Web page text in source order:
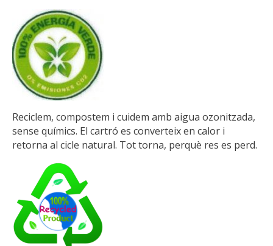
Reciclem, compostem i cuidem amb aigua ozonitzada,
sense químics. El cartró es converteix en calor i
retorna al cicle natural. Tot torna, perquè res es perd.